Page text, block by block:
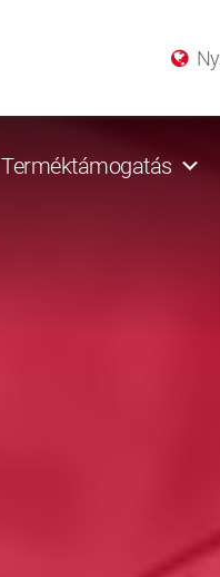
Terméktámogatás